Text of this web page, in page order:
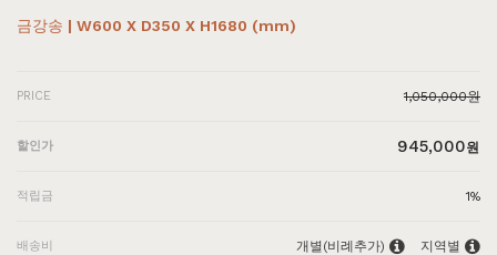
금강송 | W600 X D350 X H1680 (mm)
PRICE 1,050,000원
할인가 945,000원
적립금 1%
배송비 개별(비례추가) 지역별